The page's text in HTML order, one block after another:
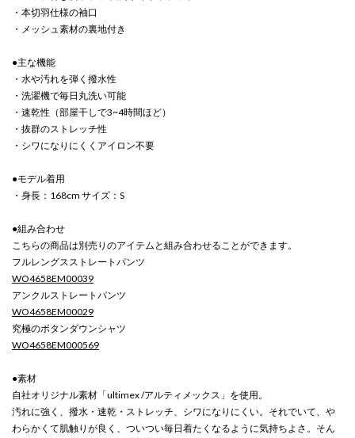
・本切羽仕様の袖口
・メッシュ素材の裏地付き
●主な機能
・水や汚れを弾く撥水性
・洗濯機で毎日丸洗い可能
・速乾性（部屋干しで3~4時間ほど）
・抜群のストレッチ性
・シワになりにくくアイロン不要
●モデル着用
・身長：168cm サイズ：S
●組み合わせ
こちらの商品は別売りのアイテムと組み合わせることができます。
フルレングスストレートパンツ
WO4658EM00039
アンクルストレートパンツ
WO4658EM00029
究極のボタンダウンシャツ
WO4658EM000569
●素材
自社オリジナル素材「ultimex /アルティメックス」を使用。
汚れに強く、撥水・速乾・ストレッチ、シワになりにくい。それでいて、や
わらかくて肌触りが良く、ついつい毎日着たくなるように気持ちよさ。そん